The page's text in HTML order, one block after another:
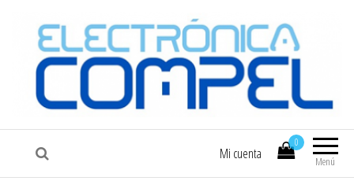
COMPEL Electrónica COMPEL
Menú
0
Mi cuenta